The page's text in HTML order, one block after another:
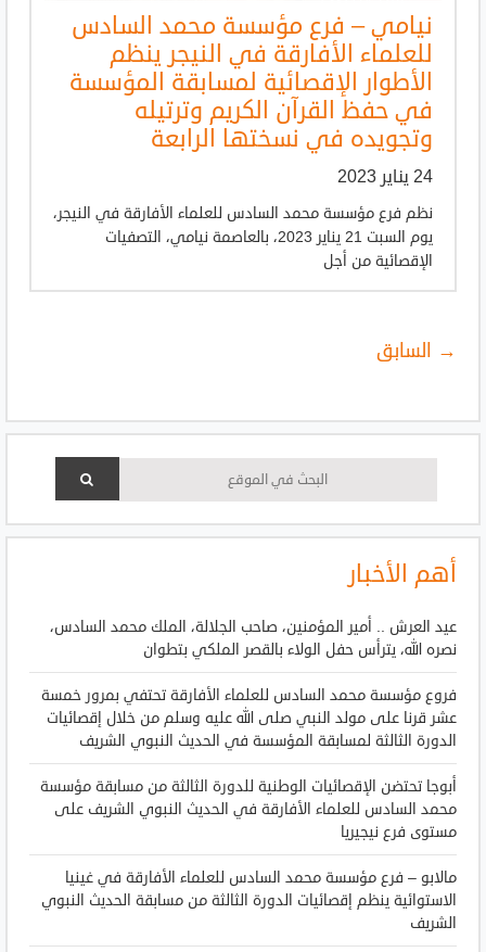
نيامي – فرع مؤسسة محمد السادس
للعلماء الأفارقة في النيجر ينظم
الأطوار الإقصائية لمسابقة المؤسسة
في حفظ القرآن الكريم وترتيله
وتجويده في نسختها الرابعة
24 يناير 2023
نظم فرع مؤسسة محمد السادس للعلماء الأفارقة في النيجر،
يوم السبت 21 يناير 2023، بالعاصمة نيامي، التصفيات
الإقصائية من أجل
→ السابق
أهم الأخبار
عيد العرش .. أمير المؤمنين، صاحب الجلالة، الملك محمد السادس،
نصره الله، يترأس حفل الولاء بالقصر الملكي بتطوان
فروع مؤسسة محمد السادس للعلماء الأفارقة تحتفي بمرور خمسة
عشر قرنا على مولد النبي صلى الله عليه وسلم من خلال إقصائيات
الدورة الثالثة لمسابقة المؤسسة في الحديث النبوي الشريف
أبوجا تحتضن الإقصائيات الوطنية للدورة الثالثة من مسابقة مؤسسة
محمد السادس للعلماء الأفارقة في الحديث النبوي الشريف على
مستوى فرع نيجيريا
مالابو – فرع مؤسسة محمد السادس للعلماء الأفارقة في غينيا
الاستوائية ينظم إقصائيات الدورة الثالثة من مسابقة الحديث النبوي
الشريف